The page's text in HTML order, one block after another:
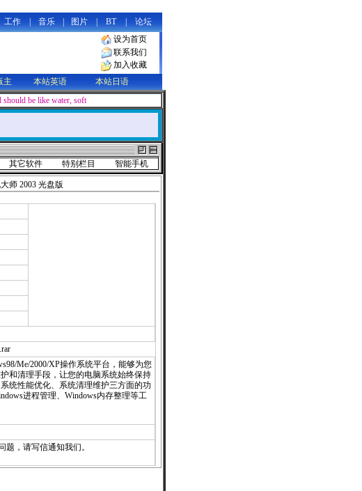
工作 音乐 图片 BT
论坛
设为首页
联系我们
加入收藏
主 本站英语
本站日语
be like water, soft and supple in appearance, yet containing limitless power that cannot be
其它软件 特别栏目
智能手机
师 2003 光盘版
Me/2000/XP操作系统平台，能够为您
和清理手段，让您的电脑系统始终保持
统性能优化、系统清理维护三方面的功
进程管理、Windows内存整理等工
题，请写信通知我们。